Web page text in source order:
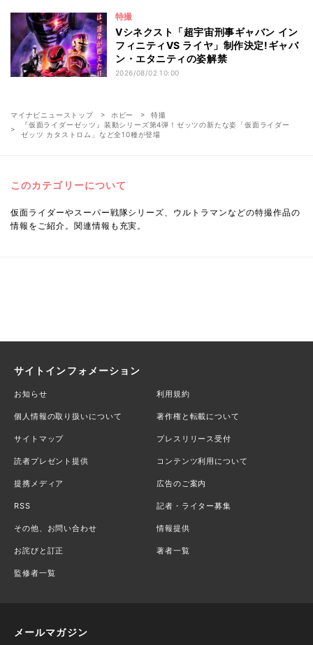
特撮
Vシネクスト「超宇宙刑事ギャバン イン
フィニティVS ライヤ」制作決定!ギャバ
ン・エタニティの姿解禁
2026/08/02 10:00
マイナビニューストップ ホビー
特撮
『仮面ライダーゼッツ』装動シリーズ第4弾！ゼッツの新たな姿「仮面ライダー
ゼッツ カタストロム」など全10種が登場
このカテゴリーについて
仮面ライダーやスーパー戦隊シリーズ、ウルトラマンなどの特撮作品の
情報をご紹介。関連情報も充実。
サイトインフォメーション
お知らせ 利用規約
個人情報の取り扱いについて 著作権と転載について
サイトマップ プレスリリース受付
読者プレゼント提供 コンテンツ利用について
提携メディア 広告のご案内
RSS 記者・ライター募集
その他、お問い合わせ 情報提供
お詫びと訂正 著者一覧
監修者一覧
メールマガジン